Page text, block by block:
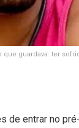
guardava: ter
de entrar no